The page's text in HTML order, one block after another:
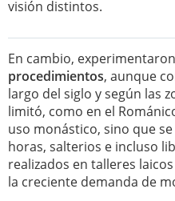
visión distintos.
En cambio,
procedimientos, aunque
largo del siglo y según las
limitó, como en el
uso monástico, sino que
horas, salterios e incluso
realizados en talleres
la creciente demanda de